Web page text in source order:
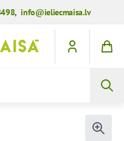
,info@ieliecmaisa.lv